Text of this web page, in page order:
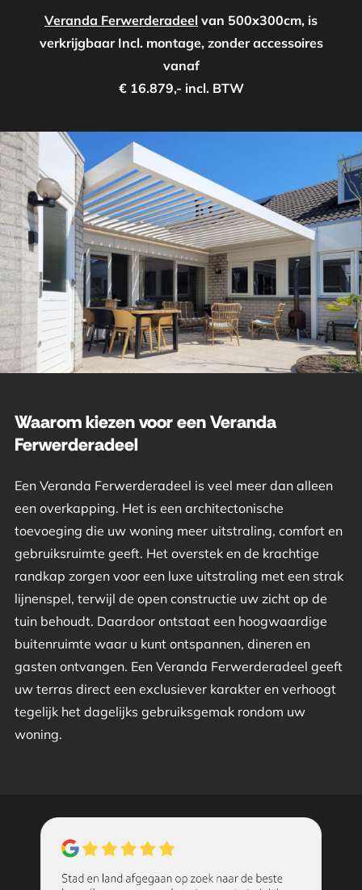
Veranda Ferwerderadeel van 500x300cm, is
verkrijgbaar Incl. montage, zonder accessoires
vanaf
€ 16.879,- incl. BTW
Waarom kiezen voor een Veranda
Ferwerderadeel
Een Veranda Ferwerderadeel is veel meer dan alleen
een overkapping. Het is een architectonische
toevoeging die uw woning meer uitstraling, comfort en
gebruiksruimte geeft. Het overstek en de krachtige
randkap zorgen voor een luxe uitstraling met een strak
lijnenspel, terwijl de open constructie uw zicht op de
tuin behoudt. Daardoor ontstaat een hoogwaardige
buitenruimte waar u kunt ontspannen, dineren en
gasten ontvangen. Een Veranda Ferwerderadeel geeft
uw terras direct een exclusiever karakter en verhoogt
tegelijk het dagelijks gebruiksgemak rondom uw
woning.